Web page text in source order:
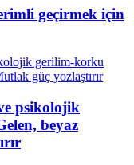
geçirmek için
psikolojik
beyaz